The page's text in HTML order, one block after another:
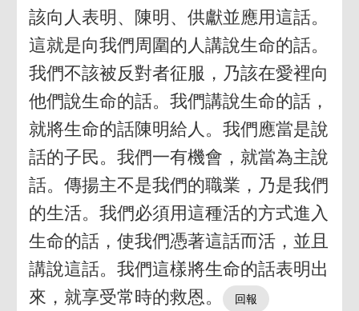
該向人表明、陳明、供獻並應用這話。
這就是向我們周圍的人講說生命的話。
我們不該被反對者征服，乃該在愛裡向
他們說生命的話。我們講說生命的話，
就將生命的話陳明給人。我們應當是說
話的子民。我們一有機會，就當為主說
話。傳揚主不是我們的職業，乃是我們
的生活。我們必須用這種活的方式進入
生命的話，使我們憑著這話而活，並且
講說這話。我們這樣將生命的話表明出
來，就享受常時的救恩。